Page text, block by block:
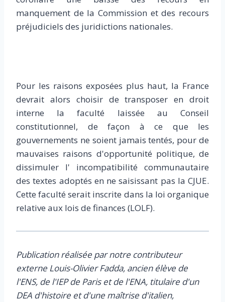
manquement de la Commission et des recours
préjudiciels des juridictions nationales.
Pour les raisons exposées plus haut, la France
devrait alors choisir de transposer en droit
interne la faculté laissée au Conseil
constitutionnel, de façon à ce que les
gouvernements ne soient jamais tentés, pour de
mauvaises raisons d'opportunité politique, de
dissimuler l' incompatibilité communautaire
des textes adoptés en ne saisissant pas la CJUE.
Cette faculté serait inscrite dans la loi organique
relative aux lois de finances (LOLF).
Publication réalisée par notre contributeur
externe Louis-Olivier Fadda, ancien élève de
l'ENS, de l'IEP de Paris et de l'ENA, titulaire d'un
DEA d'histoire et d'une maîtrise d'italien,